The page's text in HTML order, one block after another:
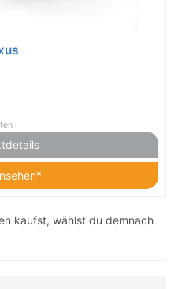
kaufst, wählst du demnach